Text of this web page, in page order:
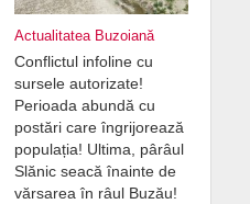
Actualitatea Buzoiană
Conflictul infoline cu
sursele autorizate!
Perioada abundă cu
postări care îngrijorează
populația! Ultima, pârâul
Slănic seacă înainte de
vărsarea în râul Buzău!